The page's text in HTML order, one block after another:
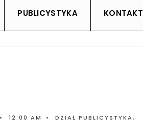
PUBLICYSTYKA KONTAKT
• 12:00 AM • DZIAŁ PUBLICYSTYKA,